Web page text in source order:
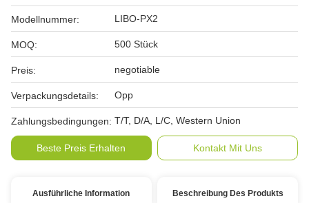
Modellnummer: LIBO-PX2
MOQ: 500 Stück
Preis: negotiable
Verpackungsdetails: Opp
Zahlungsbedingungen: T/T, D/A, L/C, Western Union
Beste Preis Erhalten Kontakt Mit Uns
Ausführliche Information Beschreibung Des Produkts